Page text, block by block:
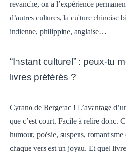
revanche, on a l’expérience
d’autres cultures, la culture chinoise
indienne, philippine, anglaise…
“Instant culturel” : peux-tu
livres préférés ?
Cyrano de Bergerac ! L’avantage
que c’est court. Facile à relire donc.
humour, poésie, suspens,
chaque vers est un joyau. Et quel